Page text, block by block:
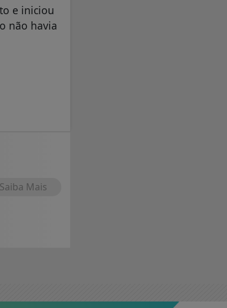
e iniciou
não havia
Saiba Mais